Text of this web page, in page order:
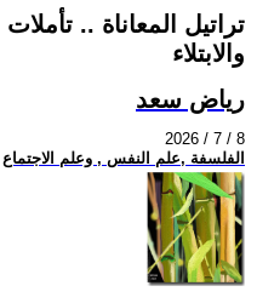
تراتيل المعاناة ..
والابتلاء
رياض سعد
2026 / 7 / 8
الفلسفة ,علم النفس , وعلم الاجتماع